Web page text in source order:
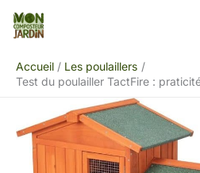
Aller
Accueil
Les poulaillers
Test du poulailler TactFire :
Rechercher